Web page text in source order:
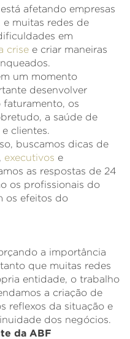
está afetando empresas
muitas redes de
em
crise e criar maneiras
um momento
desenvolver
faturamento, os
a saúde de
clientes.
buscamos dicas de
executivos e
as respostas de 24
os profissionais do
os efeitos do
a importância
que muitas redes
entidade, o trabalho
a criação de
reflexos da situação e
dos negócios.
da ABF